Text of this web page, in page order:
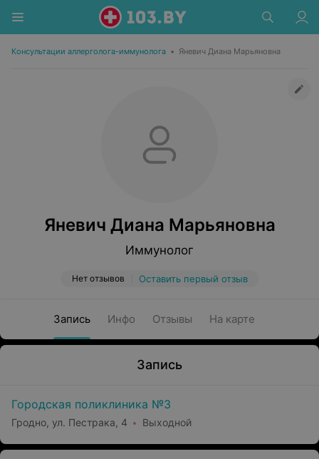
Консультации аллерголога-иммунолога • Яневич Диана Марьяновна
Яневич Диана Марьяновна
Иммунолог
Нет отзывов Оставить первый отзыв
Запись Инфо Отзывы На карте
Запись
Городская поликлиника №3
Гродно, ул. Пестрака, 4 Выходной